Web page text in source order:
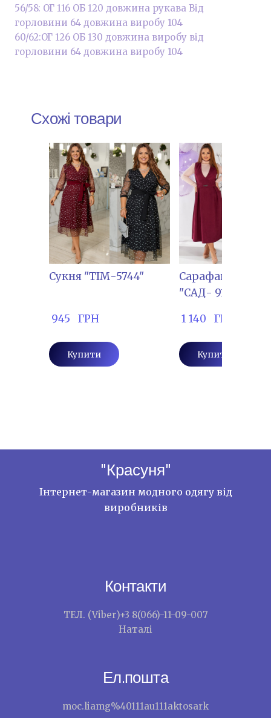
56/58: ОГ 116 ОБ 120 довжина рукава Від
горловини 64 довжина виробу 104
60/62:ОГ 126 ОБ 130 довжина виробу від
горловини 64 довжина виробу 104
Схожі товари
Сукня "ТІМ-5744"
945   ГРН
Купити
Сарафан +
"САД- 9101"
1 140   ГРН
Купити
"Красуня"
Інтернет-магазин модного одягу від
виробників
Контакти
ТЕЛ. (Viber)+3 8(066)-11-09-007
Наталі
Ел.пошта
moc.liamg%40111au111aktosark